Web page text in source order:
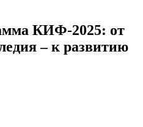
КИФ-2025: от
– к развитию